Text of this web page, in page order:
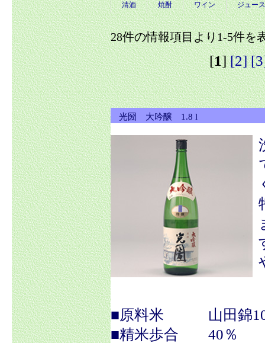
清酒 焼酎 ワイン ジュース
28件の情報項目より1-5件を
[1][2]
光圀 大吟醸 1.8 l
■原料米 山田錦
■精米歩合 40％